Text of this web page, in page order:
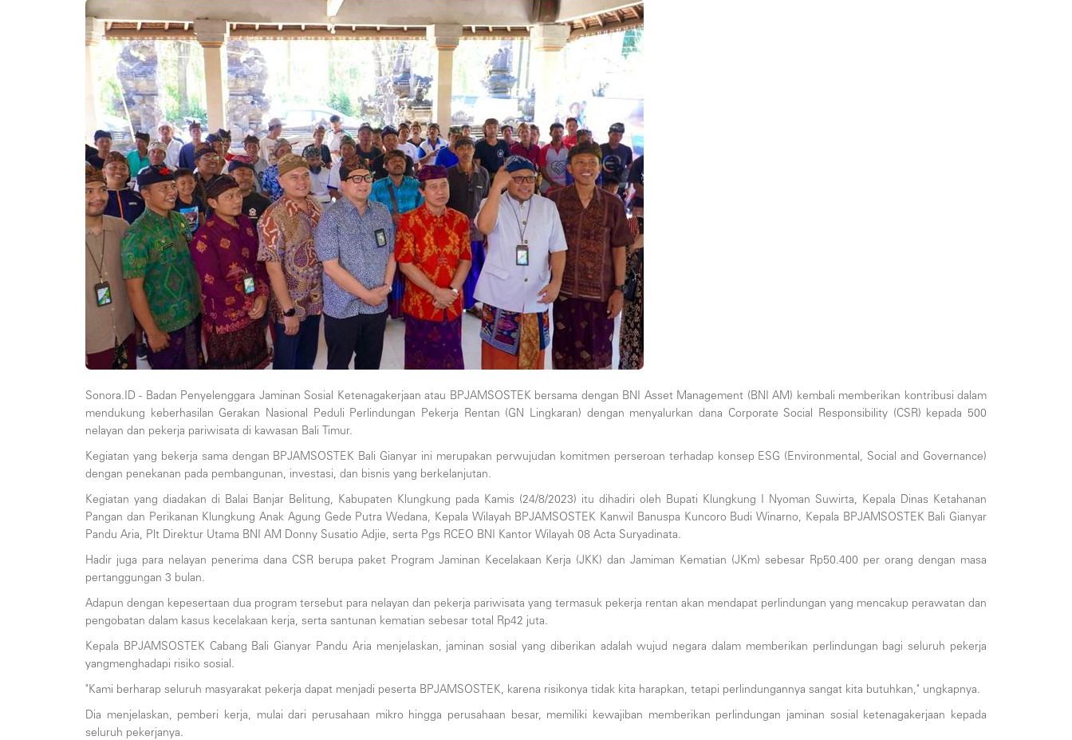
Sonora.ID - Badan Penyelenggara Jaminan Sosial Ketenagakerjaan atau BPJAMSOSTEK bersama dengan BNI Asset Management (BNI AM) kembali memberikan kontribusi dalam
mendukung keberhasilan Gerakan Nasional Peduli Perlindungan Pekerja Rentan (GN Lingkaran) dengan menyalurkan dana Corporate Social Responsibility (CSR) kepada 500
nelayan dan pekerja pariwisata di kawasan Bali Timur.
Kegiatan yang bekerja sama dengan BPJAMSOSTEK Bali Gianyar ini merupakan perwujudan komitmen perseroan terhadap konsep ESG (Environmental, Social and Governance)
dengan penekanan pada pembangunan, investasi, dan bisnis yang berkelanjutan.
Kegiatan yang diadakan di Balai Banjar Belitung, Kabupaten Klungkung pada Kamis (24/8/2023) itu dihadiri oleh Bupati Klungkung I Nyoman Suwirta, Kepala Dinas Ketahanan
Pangan dan Perikanan Klungkung Anak Agung Gede Putra Wedana, Kepala Wilayah BPJAMSOSTEK Kanwil Banuspa Kuncoro Budi Winarno, Kepala BPJAMSOSTEK Bali Gianyar
Pandu Aria, Plt Direktur Utama BNI AM Donny Susatio Adjie, serta Pgs RCEO BNI Kantor Wilayah 08 Acta Suryadinata.
Hadir juga para nelayan penerima dana CSR berupa paket Program Jaminan Kecelakaan Kerja (JKK) dan Jamiman Kematian (JKm) sebesar Rp50.400 per orang dengan masa
pertanggungan 3 bulan.
Adapun dengan kepesertaan dua program tersebut para nelayan dan pekerja pariwisata yang termasuk pekerja rentan akan mendapat perlindungan yang mencakup perawatan dan
pengobatan dalam kasus kecelakaan kerja, serta santunan kematian sebesar total Rp42 juta.
Kepala BPJAMSOSTEK Cabang Bali Gianyar Pandu Aria menjelaskan, jaminan sosial yang diberikan adalah wujud negara dalam memberikan perlindungan bagi seluruh pekerja
yangmenghadapi risiko sosial.
"Kami berharap seluruh masyarakat pekerja dapat menjadi peserta BPJAMSOSTEK, karena risikonya tidak kita harapkan, tetapi perlindungannya sangat kita butuhkan," ungkapnya.
Dia menjelaskan, pemberi kerja, mulai dari perusahaan mikro hingga perusahaan besar, memiliki kewajiban memberikan perlindungan jaminan sosial ketenagakerjaan kepada
seluruh pekerjanya.